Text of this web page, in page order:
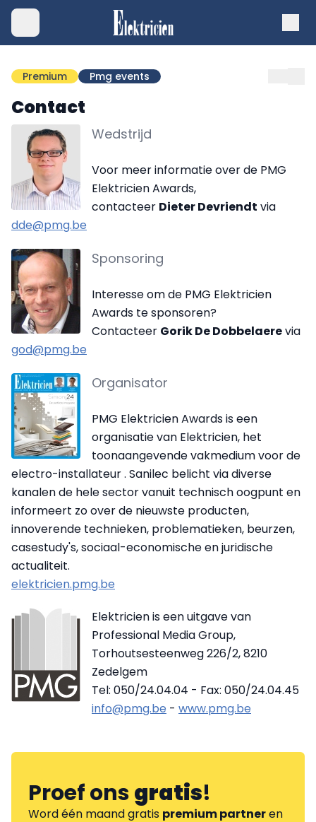
Premium Pmg events
Contact
Wedstrijd
Voor meer informatie over de PMG
Elektricien Awards,
contacteer Dieter Devriendt via
dde@pmg.be
Sponsoring
Interesse om de PMG Elektricien
Awards te sponsoren?
Contacteer Gorik De Dobbelaerevia
god@pmg.be
Organisator
PMG Elektricien Awards is een
organisatie van Elektricien, het
toonaangevende vakmedium voor de
electro-installateur . Sanilec belicht via diverse
kanalen de hele sector vanuit technisch oogpunt en
informeert zo over de nieuwste producten,
innoverende technieken, problematieken, beurzen,
casestudy's, sociaal-economische en juridische
actualiteit.
elektricien.pmg.be
Elektricien is een uitgave van
Professional Media Group,
Torhoutsesteenweg 226/2, 8210
Zedelgem
Tel: 050/24.04.04 - Fax: 050/24.04.45
info@pmg.be - www.pmg.be
Proef onsgratis!
Word één maand gratis premium partneren